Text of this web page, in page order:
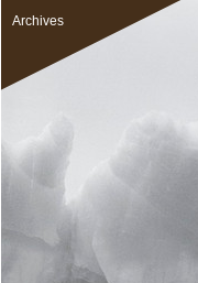
Archives